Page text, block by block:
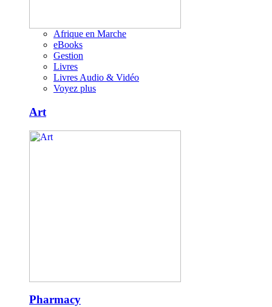
Afrique en Marche
eBooks
Gestion
Livres
Livres Audio & Vidéo
Voyez plus
Art
Pharmacy